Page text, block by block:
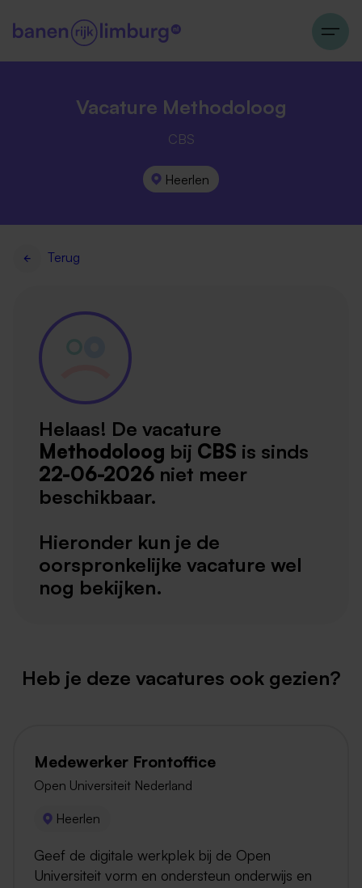
Vacature Methodoloog
CBS
Heerlen
Terug
Helaas! De vacature
Methodoloog bij CBS is sinds
22-06-2026 niet meer
beschikbaar.
Hieronder kun je de
oorspronkelijke vacature wel
nog bekijken.
Heb je deze vacatures ook gezien?
Medewerker Frontoffice
Open Universiteit Nederland
Heerlen
Geef de digitale werkplek bij de Open
Universiteit vorm en ondersteun onderwijs en